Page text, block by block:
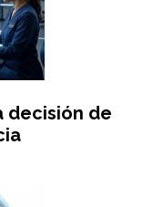
decisión de